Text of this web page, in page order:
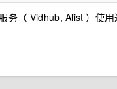
务（ Vidhub, Alist ）使